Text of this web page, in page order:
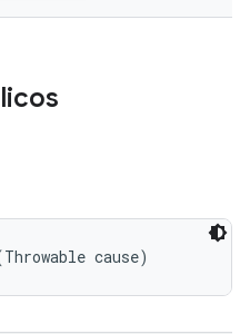
cause)